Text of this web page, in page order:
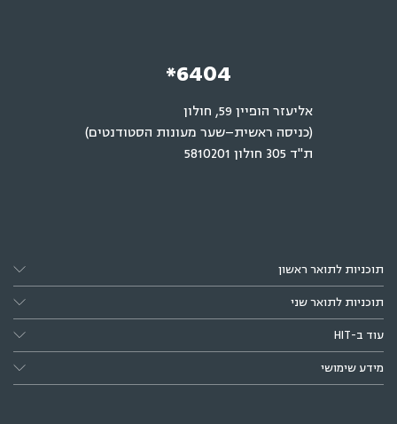
*6404
אליעזר הופיין 59, חולון
(כניסה ראשית–שער מעונות הסטודנטים)
ת"ד 305 חולון 5810201
תוכניות לתואר ראשון
תוכניות לתואר שני
עוד ב-HIT
מידע שימושי